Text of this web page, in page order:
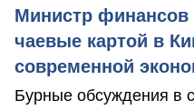
Министр финансов
чаевые картой в
современной
Бурные обсуждения в